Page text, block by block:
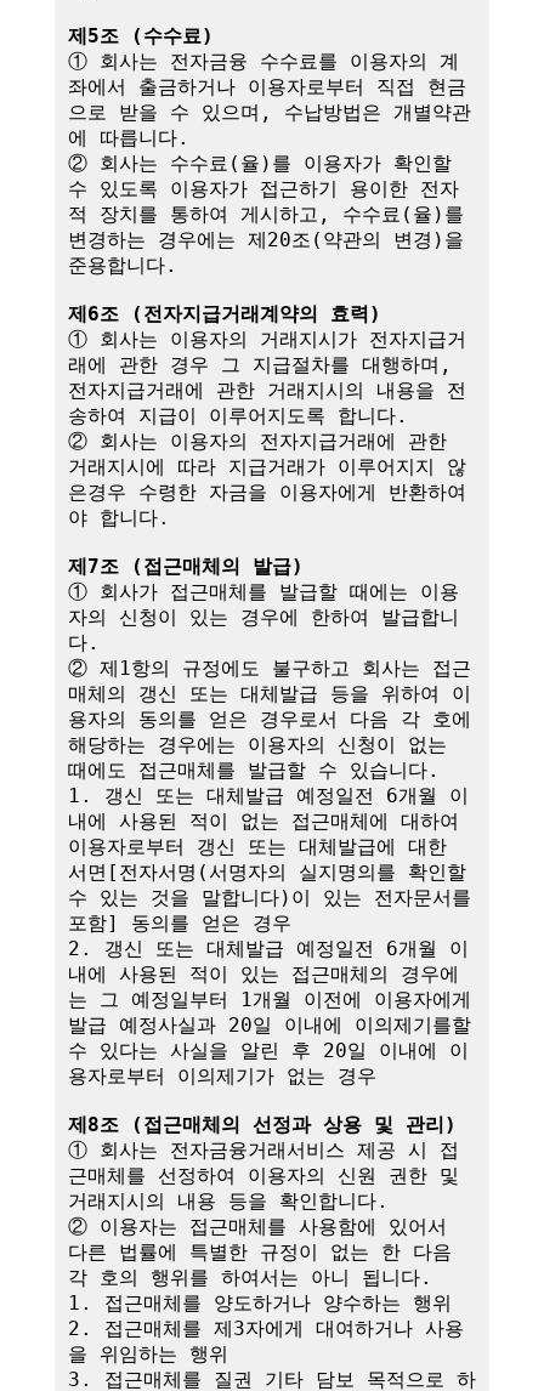
제5조 (수수료)
① 회사는 전자금융 수수료를 이용자의 계
좌에서 출금하거나 이용자로부터 직접 현금
으로 받을 수 있으며, 수납방법은 개별약관
에 따릅니다.
② 회사는 수수료(율)를 이용자가 확인할
수 있도록 이용자가 접근하기 용이한 전자
적 장치를 통하여 게시하고, 수수료(율)를
변경하는 경우에는 제20조(약관의 변경)을
준용합니다.
제6조 (전자지급거래계약의 효력)
① 회사는 이용자의 거래지시가 전자지급거
래에 관한 경우 그 지급절차를 대행하며,
전자지급거래에 관한 거래지시의 내용을 전
송하여 지급이 이루어지도록 합니다.
② 회사는 이용자의 전자지급거래에 관한
거래지시에 따라 지급거래가 이루어지지 않
은경우 수령한 자금을 이용자에게 반환하여
야 합니다.
제7조 (접근매체의 발급)
① 회사가 접근매체를 발급할 때에는 이용
자의 신청이 있는 경우에 한하여 발급합니
다.
② 제1항의 규정에도 불구하고 회사는 접근
매체의 갱신 또는 대체발급 등을 위하여 이
용자의 동의를 얻은 경우로서 다음 각 호에
해당하는 경우에는 이용자의 신청이 없는
때에도 접근매체를 발급할 수 있습니다.
1. 갱신 또는 대체발급 예정일전 6개월 이
내에 사용된 적이 없는 접근매체에 대하여
이용자로부터 갱신 또는 대체발급에 대한
서면[전자서명(서명자의 실지명의를 확인할
수 있는 것을 말합니다)이 있는 전자문서를
포함] 동의를 얻은 경우
2. 갱신 또는 대체발급 예정일전 6개월 이
내에 사용된 적이 있는 접근매체의 경우에
는 그 예정일부터 1개월 이전에 이용자에게
발급 예정사실과 20일 이내에 이의제기를할
수 있다는 사실을 알린 후 20일 이내에 이
용자로부터 이의제기가 없는 경우
제8조 (접근매체의 선정과 상용 및 관리)
① 회사는 전자금융거래서비스 제공 시 접
근매체를 선정하여 이용자의 신원 권한 및
거래지시의 내용 등을 확인합니다.
② 이용자는 접근매체를 사용함에 있어서
다른 법률에 특별한 규정이 없는 한 다음
각 호의 행위를 하여서는 아니 됩니다.
1. 접근매체를 양도하거나 양수하는 행위
2. 접근매체를 제3자에게 대여하거나 사용
을 위임하는 행위
3. 접근매체를 질권 기타 담보 목적으로 하